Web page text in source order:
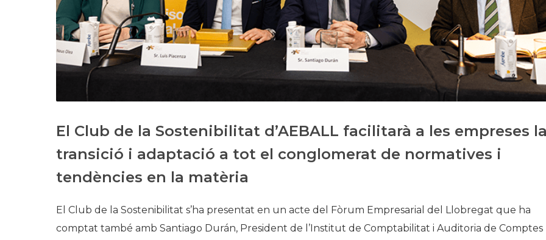
Coneix més
Història
Galeria de Presidents
Biblioteca Arxiu
Seu Social
El Club de la Sostenibilitat d’AEBALL facilitarà a les empreses
transició i adaptació a tot el conglomerat de normatives i
tendències en la matèria
El Club de la Sostenibilitat s’ha presentat en un acte del Fòrum Empresarial del Llobregat que ha
comptat també amb Santiago Durán, President de l’Institut de Comptabilitat i Auditoria de Comptes